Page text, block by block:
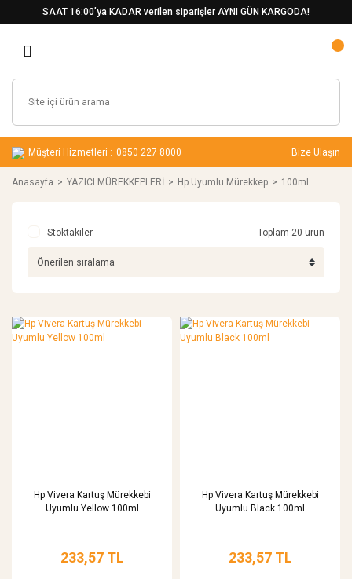
SAAT 16:00’ya KADAR verilen siparişler AYNI GÜN KARGODA!
Müşteri Hizmetleri : 0850 227 8000 Bize Ulaşın
Anasayfa YAZICI MÜREKKEPLERİ Hp Uyumlu Mürekkep 100ml
Stoktakiler Toplam 20 ürün
Hp Vivera Kartuş Mürekkebi
Uyumlu Yellow 100ml
233,57 TL
Hp Vivera Kartuş Mürekkebi
Uyumlu Black 100ml
233,57 TL